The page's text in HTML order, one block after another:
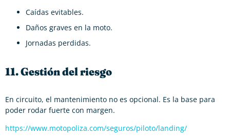
Caídas evitables.
Daños graves en la moto.
Jornadas perdidas.
11. Gestión del riesgo
En circuito, el mantenimiento no es opcional. Es la base para
poder rodar fuerte con margen.
https://www.motopoliza.com/seguros/piloto/landing/